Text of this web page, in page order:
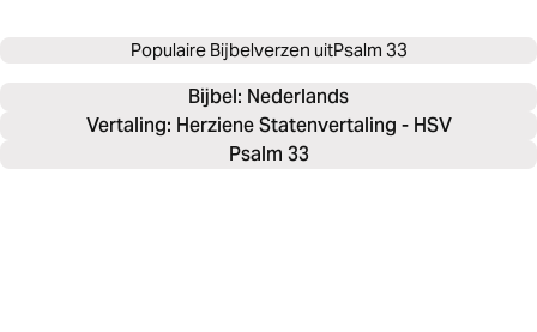
Populaire Bijbelverzen uitPsalm 33
Bijbel: Nederlands
Vertaling: Herziene Statenvertaling - HSV
Psalm 33